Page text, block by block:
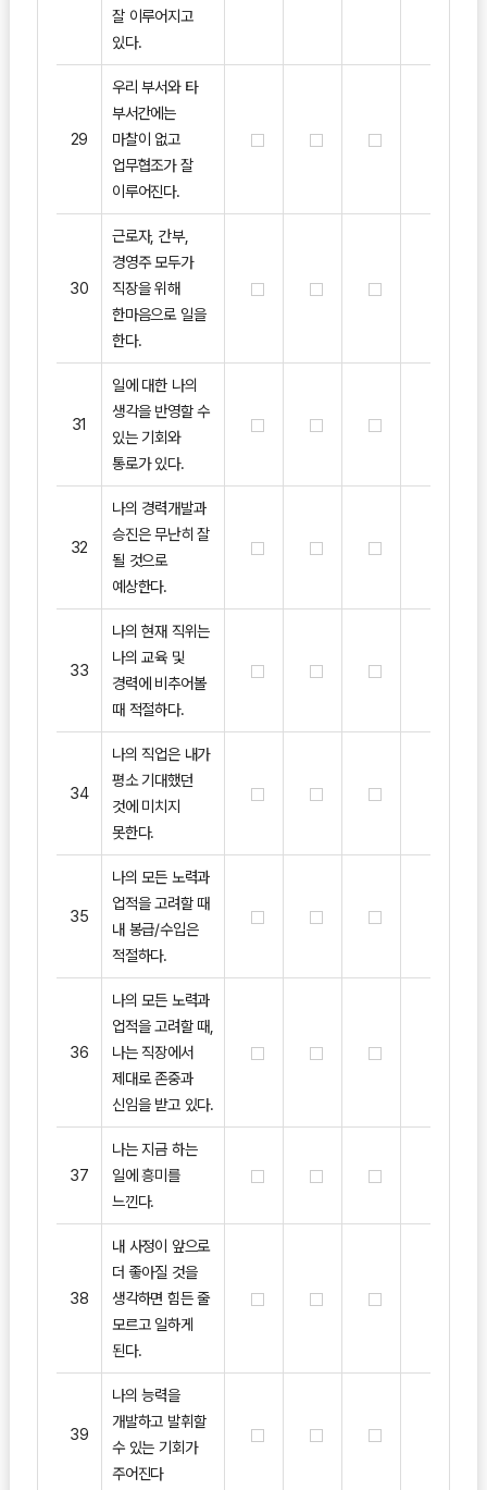
잘 이루어지고
있다.
29
우리 부서와 타
부서간에는
마찰이 없고
업무협조가 잘
이루어진다.
30
근로자, 간부,
경영주 모두가
직장을 위해
한마음으로 일을
한다.
31
일에 대한 나의
생각을 반영할 수
있는 기회와
통로가 있다.
32
나의 경력개발과
승진은 무난히 잘
될 것으로
예상한다.
33
나의 현재 직위는
나의 교육 및
경력에 비추어볼
때 적절하다.
34
나의 직업은 내가
평소 기대했던
것에 미치지
못한다.
35
나의 모든 노력과
업적을 고려할 때
내 봉급/수입은
적절하다.
36
나의 모든 노력과
업적을 고려할 때,
나는 직장에서
제대로 존중과
신임을 받고 있다.
37
나는 지금 하는
일에 흥미를
느낀다.
38
내 사정이 앞으로
더 좋아질 것을
생각하면 힘든 줄
모르고 일하게
된다.
39
나의 능력을
개발하고 발휘할
수 있는 기회가
주어진다